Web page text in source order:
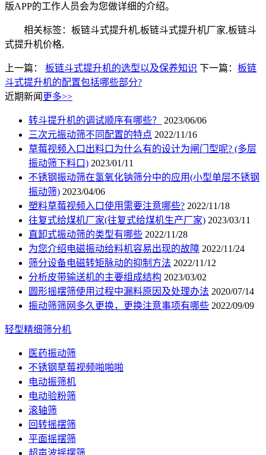
版APP的工作人员会为您做详细的介绍。
相关标签：板链斗式提升机,板链斗式提升机厂家,板链斗
式提升机价格,
上一篇： 板链斗式提升机的选型以及保养知识 下一篇： 板链
斗式提升机的配置包括哪些部分?
近期新闻 更多>>
转斗提升机的调试顺序有哪些？
2023/06/06
三次元振动筛不同配置的特点 2022/11/16
草莓视频入口出料口为什么有的设计为闸门型呢? (多层
振动筛下料口) 2023/01/11
不锈钢振动筛在氢氧化钠筛分中的应用(小型单层不锈钢
振动筛) 2023/04/06
塑料草莓视频入口使用需要注意哪些? 2022/11/18
往复式给煤机厂家(往复式给煤机生产厂家) 2023/03/11
直卸式振动筛的类型有哪些 2022/11/28
为您介绍电磁振动给料机容易出现的故障 2022/11/24
筛分设备电磁转矩脉动的抑制方法 2022/11/12
分析皮带输送机的主要组成结构 2023/03/02
圆形摇摆筛使用过程中漏料原因及处理办法 2020/07/14
振动筛筛网多久更换，更换注意事项有哪些 2022/09/09
轻型精细筛分机
医药振动筛
不锈钢草莓视频啪啪啪
电动振筛机
电动验粉筛
滚轴筛
回转摇摆筛
平面摇摆筛
超声波摇摆筛